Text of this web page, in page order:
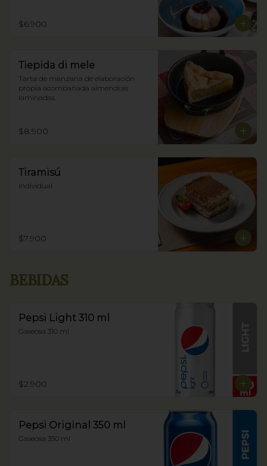
$6.900
Tiepida di mele
Tarta de manzana de elaboración
propia acompañada almendras
laminadas.
$8.900
Tiramisú
Individual
$7.900
BEBIDAS
Pepsi Light 310 ml
Gaseosa 310 ml
$2.900
Pepsi Original 350 ml
Gaseosa 350 ml